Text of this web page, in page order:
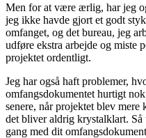
Men for at være ærlig, har jeg
jeg ikke havde gjort et godt
omfanget, og det bureau, jeg
udføre ekstra arbejde og miste
projektet ordentligt.
Jeg har også haft problemer,
omfangsdokumentet hurtigt
senere, når projektet blev
det bliver aldrig krystalklart.
gang med dit